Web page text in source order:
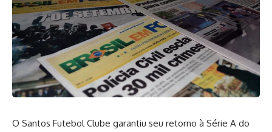
O Santos Futebol Clube garantiu seu retorno à Série A do